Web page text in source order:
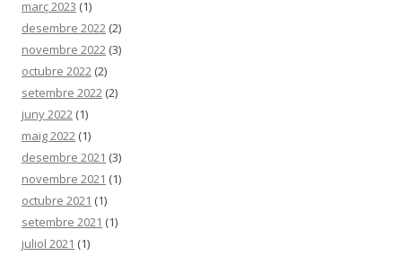
març 2023 (1)
desembre 2022 (2)
novembre 2022 (3)
octubre 2022 (2)
setembre 2022 (2)
juny 2022 (1)
maig 2022 (1)
desembre 2021 (3)
novembre 2021 (1)
octubre 2021 (1)
setembre 2021 (1)
juliol 2021 (1)